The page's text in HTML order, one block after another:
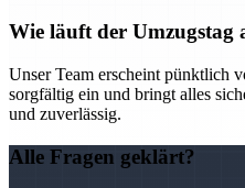
Wie läuft der Umzugstag
Unser Team erscheint pünktlich
sorgfältig ein und bringt alles
und zuverlässig.
Alle Fragen geklärt?